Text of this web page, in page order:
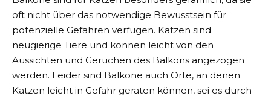
oft nicht über das notwendige Bewusstsein für
potenzielle Gefahren verfügen. Katzen sind
neugierige Tiere und können leicht von den
Aussichten und Gerüchen des Balkons angezogen
werden. Leider sind Balkone auch Orte, an denen
Katzen leicht in Gefahr geraten können, sei es durch